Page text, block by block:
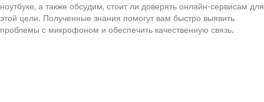
ноутбуке, а также обсудим, стоит ли доверять онлайн-сервисам для
этой цели. Полученные знания помогут вам быстро выявить
проблемы с микрофоном и обеспечить качественную связь.